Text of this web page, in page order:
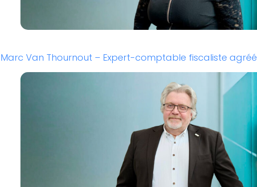
Marc Van Thournout – Expert-comptable fiscaliste agréé